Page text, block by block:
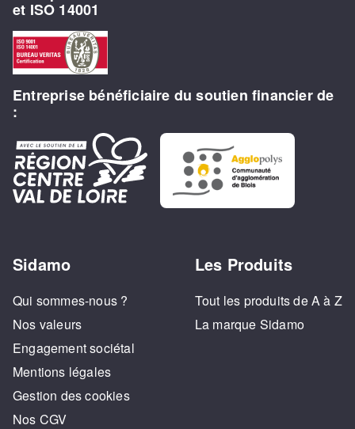
et ISO 14001
Entreprise bénéficiaire du soutien financier de
:
Sidamo
Qui sommes-nous ?
Nos valeurs
Engagement sociétal
Mentions légales
Gestion des cookies
Nos CGV
Les Produits
Tout les produits de A à Z
La marque Sidamo